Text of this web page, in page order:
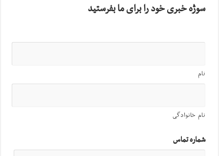
سوژه خبری خود را برای ما بفرستید
نام
نام خانوادگی
شماره تماس